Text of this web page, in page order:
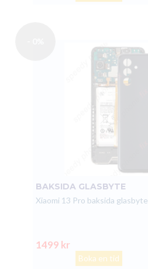
BAKSIDA GLASBYTE
Xiaomi 13 Pro baksida glasbyte
1499 kr
Boka en tid